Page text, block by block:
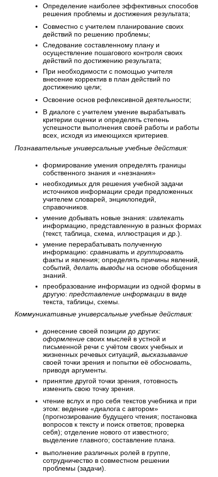
Определение наиболее эффективных способов
решения проблемы и достижения результата;
Совместно с учителем планирование своих
действий по решению проблемы;
Следование составленному плану и
осуществление пошагового контроля своих
действий по достижению результата;
При необходимости с помощью учителя
внесение корректив в план действий по
достижению цели;
Освоение основ рефлексивной деятельности;
В диалоге с учителем умение вырабатывать
критерии оценки и определять степень
успешности выполнения своей работы и работы
всех, исходя из имеющихся критериев.
Познавательные универсальные учебные действия:
формирование умения определять границы
собственного знания и «незнания»
необходимых для решения учебной задачи
источников информации среди предложенных
учителем словарей, энциклопедий,
справочников.
умение добывать новые знания: извлекать
информацию, представленную в разных формах
(текст, таблица, схема, иллюстрация и др.).
умение перерабатывать полученную
информацию: сравниватьи группировать
факты и явления; определять причины явлений,
событий , делать выводына основе обобщения
знаний.
преобразование информации из одной формы в
другую: представление информациив виде
текста, таблицы, схемы.
Коммуникативные универсальные учебные действия:
донесение своей позиции до других:
оформлениесвоих мыслей в устной и
письменной речи с учётом своих учебных и
жизненных речевых ситуаций, высказывание
своей точки зрения и попытки её обосновать,
приводя аргументы.
принятие другой точки зрения, готовность
изменить свою точку зрения.
чтение вслух и про себя текстов учебника и при
этом: ведение «диалога с автором»
(прогнозирование будущего чтения; постановка
вопросов к тексту и поиск ответов; проверка
себя); отделение нового от известного;
выделение главного; составление плана.
выполнение различных ролей в группе,
сотрудничество в совместном решении
проблемы (задачи).